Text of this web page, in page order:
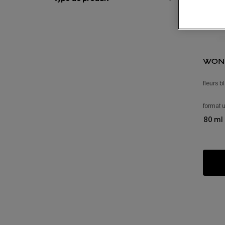
fleurs
format
80 ml